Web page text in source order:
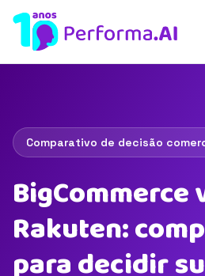
Comparativo de decisão
BigCommerce
Rakuten:
para decidir